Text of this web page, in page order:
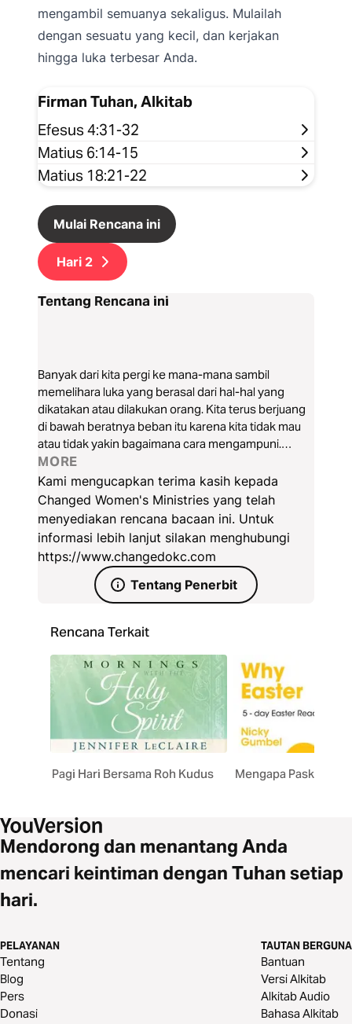
mengambil semuanya sekaligus. Mulailah
dengan sesuatu yang kecil, dan kerjakan
hingga luka terbesar Anda.
Firman Tuhan, Alkitab
Efesus 4:31-32
Matius 6:14-15
Matius 18:21-22
Mulai Rencana ini
Hari 2
Tentang Rencana ini
Banyak dari kita pergi ke mana-mana sambil
memelihara luka yang berasal dari hal-hal yang
dikatakan atau dilakukan orang. Kita terus berjuang
di bawah beratnya beban itu karena kita tidak mau
atau tidak yakin bagaimana cara mengampuni.
Rencana ini bukan tentang membiarkan seseorang
lolos atau membuat orang lain merasa lebih baik. Ini
untuk Anda. Ini tentang belajar bagaimana
mengampuni sehingga Anda dapat sembuh,
terbebas dari masa lalu Anda, dan memulai hidup
yang berubah.
MORE
Kami mengucapkan terima kasih kepada
Changed Women's Ministries yang telah
menyediakan rencana bacaan ini. Untuk
informasi lebih lanjut silakan menghubungi
https://www.changedokc.com
Tentang Penerbit
Rencana Terkait
Pagi Hari Bersama Roh Kudus Mengapa Paskah?
Mendorong dan menantang Anda
mencari keintiman dengan Tuhan setiap
hari.
PELAYANAN
Tentang
Blog
Pers
Donasi
TAUTAN BERGUNA
Bantuan
Versi Alkitab
Alkitab Audio
Bahasa Alkitab